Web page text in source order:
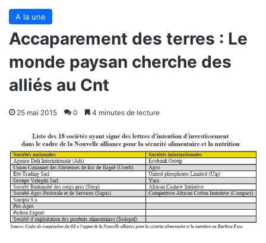
A la une
Accaparement des terres : Le
monde paysan cherche des
alliés au Cnt
25 mai 2015 0 4 minutes de lecture